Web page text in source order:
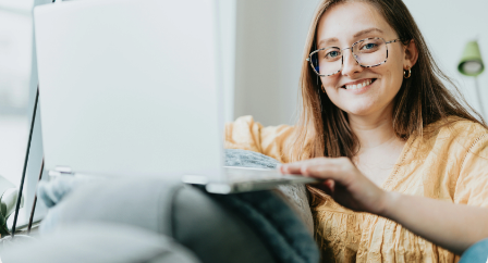
Faktabog (foldebog) – De 7 F’er
Udgives af: LærerNemt
0,00kr
Læs mere